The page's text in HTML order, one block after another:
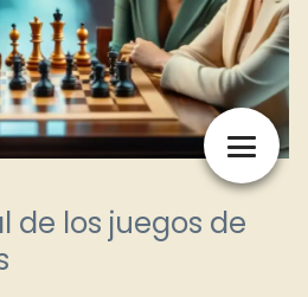
de los juegos de